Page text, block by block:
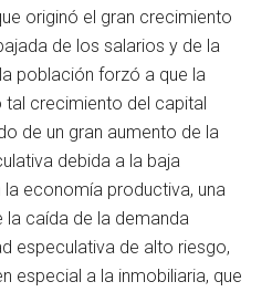
originó el gran crecimiento
de los salarios y de la
población forzó a que la
tal crecimiento del capital
de un gran aumento de la
debida a la baja
economía productiva, una
la caída de la demanda
especulativa de alto riesgo,
especial a la inmobiliaria, que